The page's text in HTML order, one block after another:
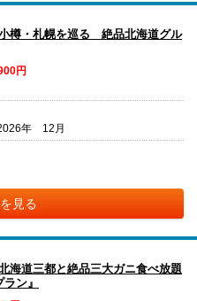
樽・札幌を巡る 絶品北海道グル
円
年 12月
見る
海道三都と絶品三大ガニ食べ放題
ン』